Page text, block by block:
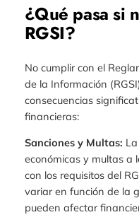
¿Qué pasa si
RGSI?
No cumplir con el
de la Información
consecuencias
financieras:
Sanciones y Multas:
económicas y multas a
con los requisitos del
variar en función de la
pueden afectar